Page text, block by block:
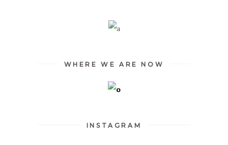
WHERE WE ARE NOW
INSTAGRAM